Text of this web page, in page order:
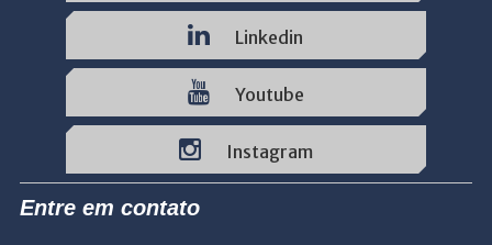
Linkedin
Youtube
Instagram
Entre em contato